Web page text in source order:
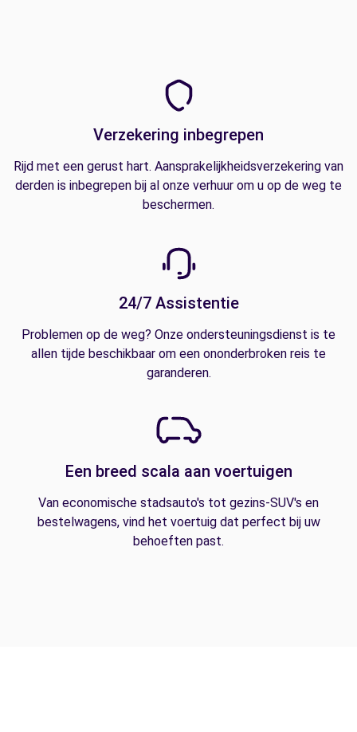
Verzekering inbegrepen
Rijd met een gerust hart. Aansprakelijkheidsverzekering van
derden is inbegrepen bij al onze verhuur om u op de weg te
beschermen.
24/7 Assistentie
Problemen op de weg? Onze ondersteuningsdienst is te
allen tijde beschikbaar om een ononderbroken reis te
garanderen.
Een breed scala aan voertuigen
Van economische stadsauto's tot gezins-SUV's en
bestelwagens, vind het voertuig dat perfect bij uw
behoeften past.